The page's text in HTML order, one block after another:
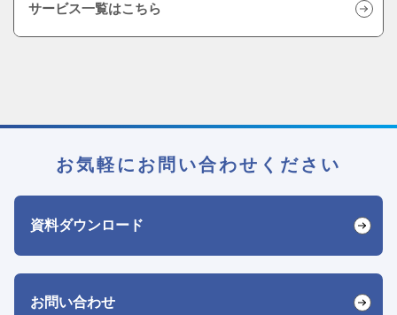
サービス一覧はこちら
お気軽にお問い合わせください
資料ダウンロード
お問い合わせ